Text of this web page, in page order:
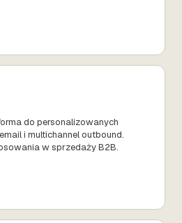
do personalizowanych
i multichannel outbound.
w sprzedaży B2B.